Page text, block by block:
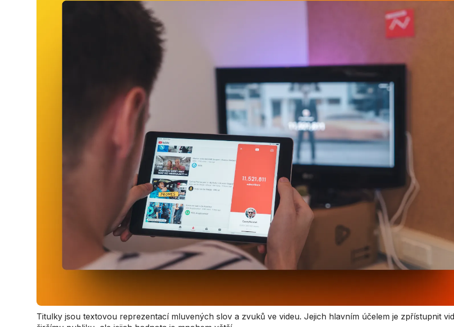
Titulky jsou textovou reprezentací mluvených slov a zvuků ve videu. Jejich hlavním účelem je zpřístupnit